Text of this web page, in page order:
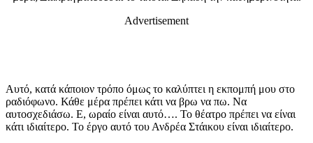
Advertisement
Αυτό, κατά κάποιον τρόπο όμως το καλύπτει η εκπομπή μου στο
ραδιόφωνο. Κάθε μέρα πρέπει κάτι να βρω να πω. Να
αυτοσχεδιάσω. Ε, ωραίο είναι αυτό…. Το θέατρο πρέπει να είναι
κάτι ιδιαίτερο. Το έργο αυτό του Ανδρέα Στάικου είναι ιδιαίτερο.